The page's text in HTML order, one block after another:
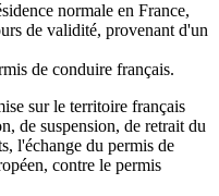
normale en France,
de validité, provenant d'un
de conduire français.
sur le territoire français
de suspension, de retrait du
l'échange du permis de
contre le permis